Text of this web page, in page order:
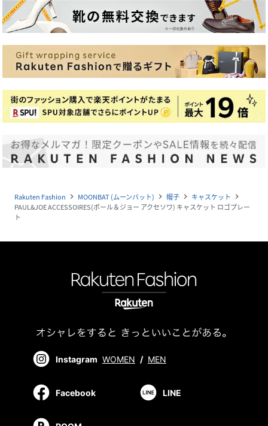
Rakuten Fashion navigate_next MOONBAT (ムーンバット) navigate_next 帽子 navigate_next キャスケット navigate_next
PAUL&JOE ACCESSOIRES(ポール＆ジョー アクセソワ) キャスケット ロゴプレー
ト
Instagram WOMEN / MEN
Facebook LINE